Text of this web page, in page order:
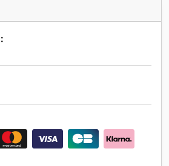
עלות נלווית לרכישה: